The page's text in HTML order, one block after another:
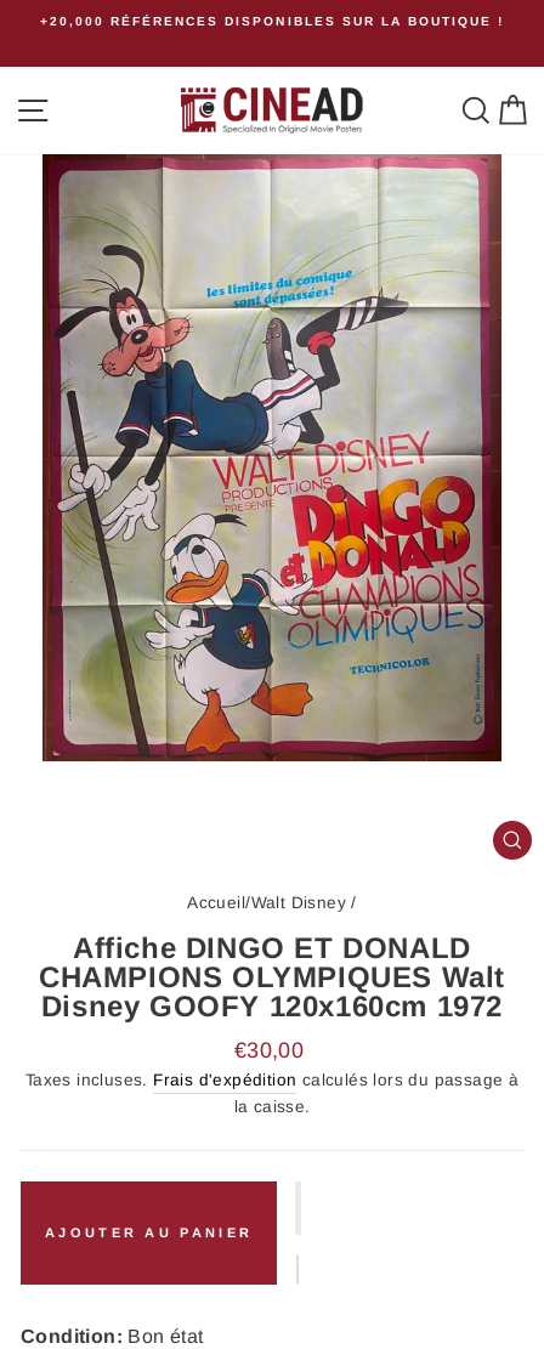
Passer
DISPONIBLES SUR LA BOUTIQUE !
Accueil/Walt Disney /
Affiche DINGO ET DONALD
CHAMPIONS OLYMPIQUES Walt
Disney GOOFY 120x160cm 1972
Prix
régulier
€30,00
Taxes incluses. Frais d'expédition calculés lors du passage à
la caisse.
AJOUTER AU PANIER
Condition: Bon état